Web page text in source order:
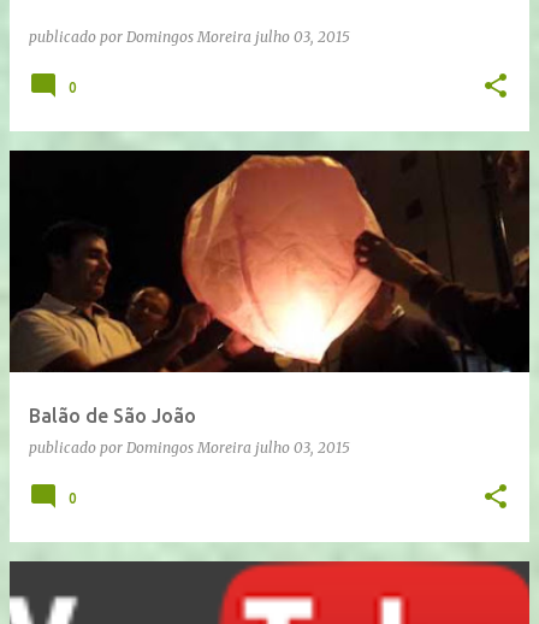
publicado por Domingos Moreira julho 03, 2015
0
Balão de São João
publicado por Domingos Moreira julho 03, 2015
0